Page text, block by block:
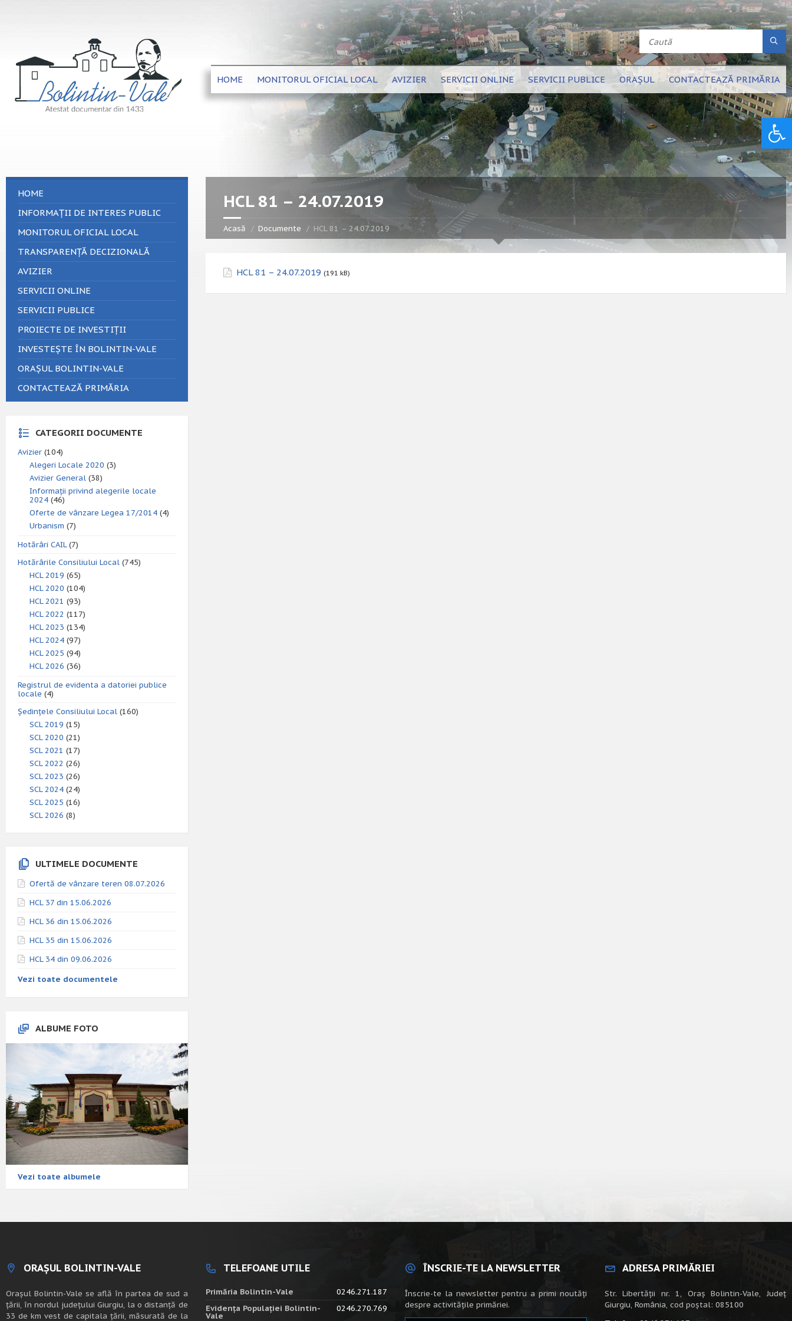
HOME MONITORUL OFICIAL LOCAL AVIZIER SERVICII ONLINE SERVICII PUBLICE ORAȘUL CONTACTEAZĂ PRIMĂRIA
HCL 81 – 24.07.2019
Acasă Documente HCL 81 – 24.07.2019
HCL 81 – 24.07.2019 (191 kB)
HOME
INFORMAȚII DE INTERES PUBLIC
MONITORUL OFICIAL LOCAL
TRANSPARENȚĂ DECIZIONALĂ
AVIZIER
SERVICII ONLINE
SERVICII PUBLICE
PROIECTE DE INVESTIȚII
INVESTEȘTE ÎN BOLINTIN-VALE
ORAȘUL BOLINTIN-VALE
CONTACTEAZĂ PRIMĂRIA
CATEGORII DOCUMENTE
Avizier (104)
Alegeri Locale 2020 (3)
Avizier General (38)
Informații privind alegerile locale
2024 (46)
Oferte de vânzare Legea 17/2014 (4)
Urbanism (7)
Hotărâri CAIL(7)
Hotărârile Consiliului Local (745)
HCL 2019 (65)
HCL 2020 (104)
HCL 2021 (93)
HCL 2022 (117)
HCL 2023 (134)
HCL 2024 (97)
HCL 2025 (94)
HCL 2026 (36)
Registrul de evidenta a datoriei publice
locale (4)
Ședințele Consiliului Local (160)
SCL 2019 (15)
SCL 2020 (21)
SCL 2021 (17)
SCL 2022 (26)
SCL 2023 (26)
SCL 2024 (24)
SCL 2025 (16)
SCL 2026 (8)
ULTIMELE DOCUMENTE
Ofertă de vânzare teren 08.07.2026
HCL 37 din 15.06.2026
HCL 36 din 15.06.2026
HCL 35 din 15.06.2026
HCL 34 din 09.06.2026
Vezi toate documentele
ALBUME FOTO
Vezi toate albumele
ORAȘUL BOLINTIN-VALE
Oraşul Bolintin-Vale se află în partea de sud a
ţării, în nordul judeţului Giurgiu, la o distanţă de
33 de km vest de capitala țării, măsurată de la
TELEFOANE UTILE
Primăria Bolintin-Vale
0246.271.187
Evidența Populației Bolintin-
Vale
0246.270.769
ÎNSCRIE-TE LA NEWSLETTER
Înscrie-te la newsletter pentru a primi noutăți
despre activitățile primăriei.
ADRESA PRIMĂRIEI
Str. Libertății nr. 1, Oraș Bolintin-Vale, Județ
Giurgiu, România, cod poștal: 085100
Deschide bara de unelte